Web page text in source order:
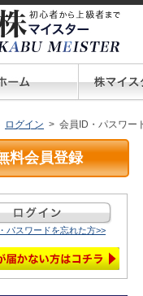
ログイン > 会員ID・パスワー
料会員登録
パスワードを忘れた方>>